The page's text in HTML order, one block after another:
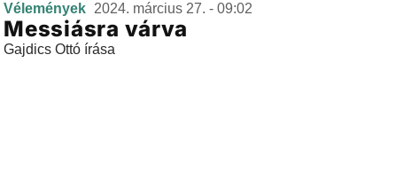
Vélemények 2024. március 27. - 09:02
Messiásra várva
Gajdics Ottó írása